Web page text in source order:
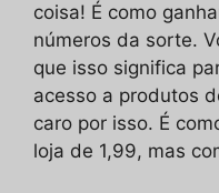
coisa! É como
números da sorte.
que isso significa
acesso a produtos
caro por isso. É
loja de 1,99, mas